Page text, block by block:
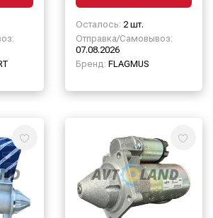
Осталось: 2 шт.
Отправка/Самовывоз:
07.08.2026
Бренд: FLAGMUS